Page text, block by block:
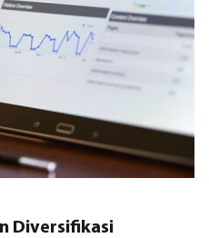
Diversifikasi